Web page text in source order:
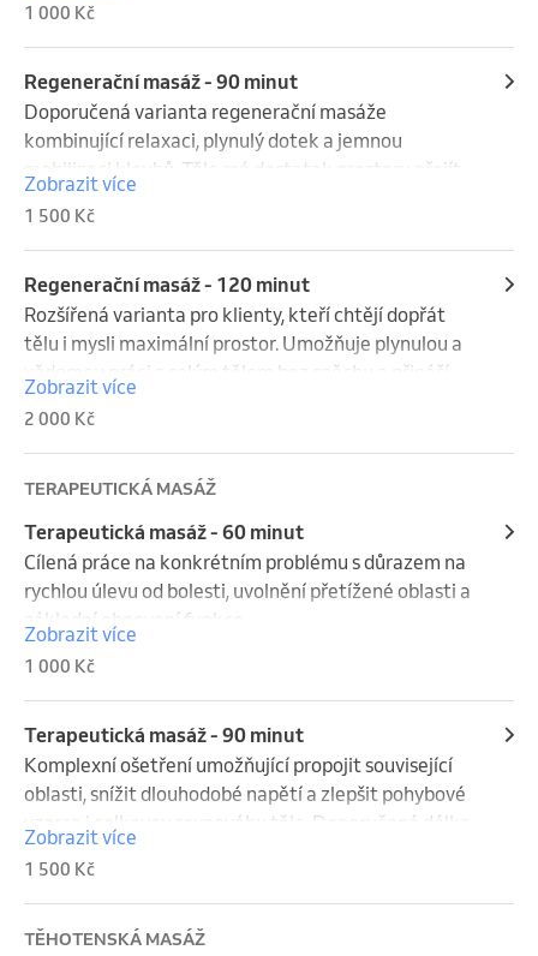
1 000 Kč
Regenerační masáž - 90 minut
Doporučená varianta regenerační masáže
kombinující relaxaci, plynulý dotek a jemnou
mobilizaci kloubů. Tělo má dostatek prostoru přejít
do hlubšího regeneračního režimu, dochází k
výraznějšímu uvolnění a celkovému zklidnění.
Zobrazit více
1 500 Kč
Regenerační masáž - 120 minut
Rozšířená varianta pro klienty, kteří chtějí dopřát
tělu i mysli maximální prostor. Umožňuje plynulou a
vědomou práci s celým tělem bez spěchu a přináší
hlubokou regeneraci, klid a celkové ztišení.
Zobrazit více
2 000 Kč
TERAPEUTICKÁ MASÁŽ
Terapeutická masáž - 60 minut
Cílená práce na konkrétním problému s důrazem na
rychlou úlevu od bolesti, uvolnění přetížené oblasti a
základní obnovení funkce.
Zobrazit více
1 000 Kč
Terapeutická masáž - 90 minut
Komplexní ošetření umožňující propojit související
oblasti, snížit dlouhodobé napětí a zlepšit pohybové
vzorce i celkovou rovnováhu těla. Doporučená délka
terapeutické masáže.
Zobrazit více
1 500 Kč
TĚHOTENSKÁ MASÁŽ